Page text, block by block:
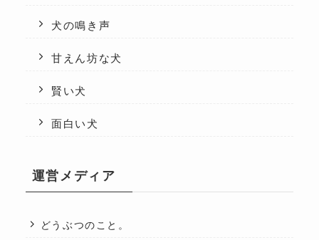
犬の鳴き声
甘えん坊な犬
賢い犬
面白い犬
運営メディア
どうぶつのこと。